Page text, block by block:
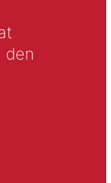
den